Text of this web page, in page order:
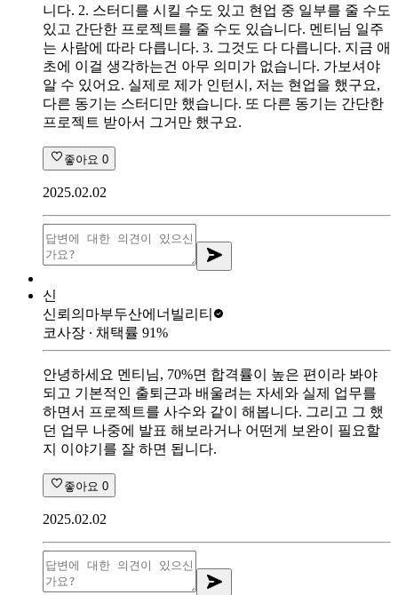
니다. 2. 스터디를 시킬 수도 있고 현업 중 일부를 줄 수도
있고 간단한 프로젝트를 줄 수도 있습니다. 멘티님 일주
는 사람에 따라 다릅니다. 3. 그것도 다 다릅니다. 지금 애
초에 이걸 생각하는건 아무 의미가 없습니다. 가보셔야
알 수 있어요. 실제로 제가 인턴시, 저는 현업을 했구요,
다른 동기는 스터디만 했습니다. 또 다른 동기는 간단한
프로젝트 받아서 그거만 했구요.
좋아요 0
2025.02.02
신
신뢰의마부두산에너빌리티
코사장 ∙ 채택률 91%
안녕하세요 멘티님, 70%면 합격률이 높은 편이라 봐야
되고 기본적인 출퇴근과 배울려는 자세와 실제 업무를
하면서 프로젝트를 사수와 같이 해봅니다. 그리고 그 했
던 업무 나중에 발표 해보라거나 어떤게 보완이 필요할
지 이야기를 잘 하면 됩니다.
좋아요 0
2025.02.02